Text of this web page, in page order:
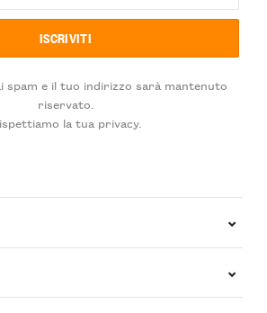
spam e il tuo indirizzo sarà mantenuto
riservato.
la tua privacy.